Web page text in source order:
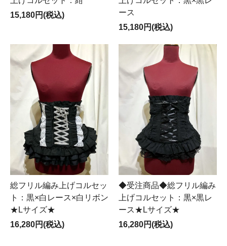
15,180円(税込)
ース
15,180円(税込)
総フリル編み上げコルセッ
ト：黒×白レース×白リボン
★Lサイズ★
16,280円(税込)
◆受注商品◆総フリル編み
上げコルセット：黒×黒レ
ース★Lサイズ★
16,280円(税込)